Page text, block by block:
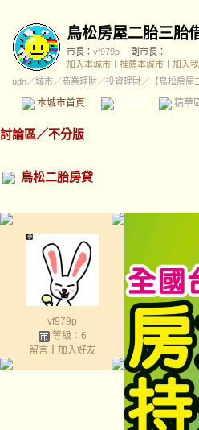
鳥松房屋二胎三胎
市長： vf979p
副市長：
加入本城市
推薦本城市 加入
udn／城市／商業理財／投資理財／ 【鳥松房
本城市首頁 精華
討論區／不分版
鳥松二胎房貸
vf979p
等級：6
留言｜ 加入好友